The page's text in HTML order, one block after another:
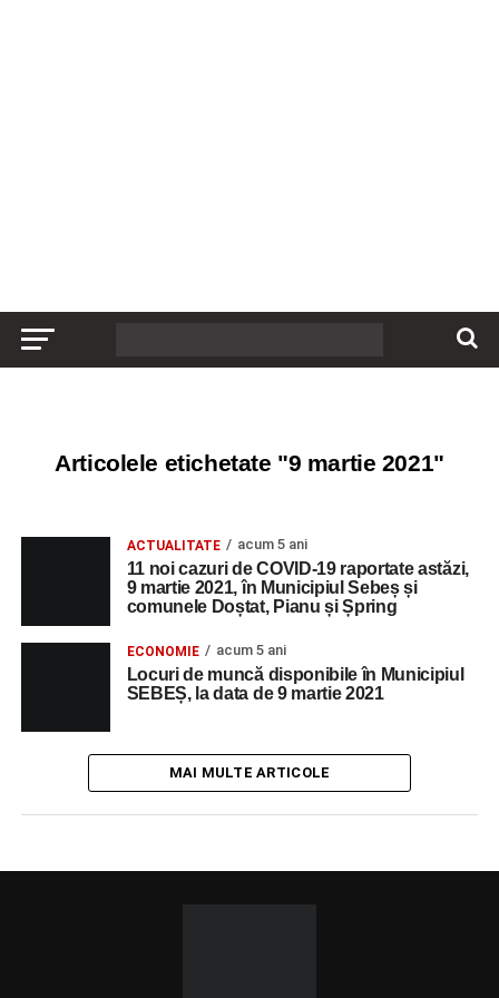
Articolele etichetate "9 martie 2021"
ACTUALITATE acum 5 ani
11 noi cazuri de COVID-19 raportate astăzi,
9 martie 2021, în Municipiul Sebeș și
comunele Doștat, Pianu și Șpring
ECONOMIE acum 5 ani
Locuri de muncă disponibile în Municipiul
SEBEȘ, la data de 9 martie 2021
MAI MULTE ARTICOLE